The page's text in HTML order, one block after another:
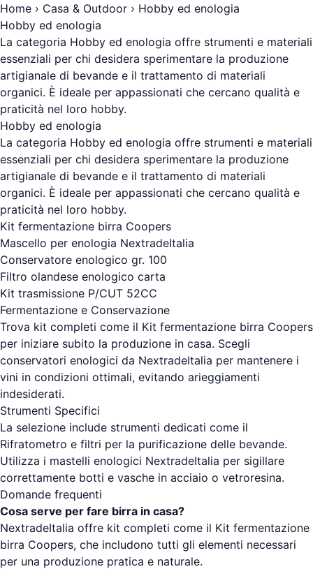
Home › Casa & Outdoor › Hobby ed enologia
Hobby ed enologia
La categoria Hobby ed enologia offre strumenti e materiali
essenziali per chi desidera sperimentare la produzione
artigianale di bevande e il trattamento di materiali
organici. È ideale per appassionati che cercano qualità e
praticità nel loro hobby.
Hobby ed enologia
La categoria Hobby ed enologia offre strumenti e materiali
essenziali per chi desidera sperimentare la produzione
artigianale di bevande e il trattamento di materiali
organici. È ideale per appassionati che cercano qualità e
praticità nel loro hobby.
Kit fermentazione birra Coopers
Mascello per enologia NextradeItalia
Conservatore enologico gr. 100
Filtro olandese enologico carta
Kit trasmissione P/CUT 52CC
Fermentazione e Conservazione
Trova kit completi come il Kit fermentazione birra Coopers
per iniziare subito la produzione in casa. Scegli
conservatori enologici da NextradeItalia per mantenere i
vini in condizioni ottimali, evitando arieggiamenti
indesiderati.
Strumenti Specifici
La selezione include strumenti dedicati come il
Rifratometro e filtri per la purificazione delle bevande.
Utilizza i mastelli enologici NextradeItalia per sigillare
correttamente botti e vasche in acciaio o vetroresina.
Domande frequenti
Cosa serve per fare birra in casa?
NextradeItalia offre kit completi come il Kit fermentazione
birra Coopers, che includono tutti gli elementi necessari
per una produzione pratica e naturale.